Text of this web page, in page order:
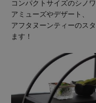
コンパクトサイズのシノ
アミューズやデザート、
アフタヌーンティーのス
ます！